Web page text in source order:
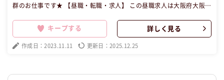
群のお仕事です★ 【昼職・転職・求人】 この昼職求人は大阪府大阪市
す。
キープする 詳しく見る
作成日：2023.11.11 更新日：2025.12.25